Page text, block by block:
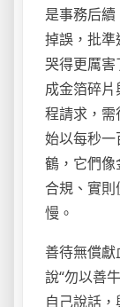
是事務后
掉誤，批準
哭得更厲害
成金箔碎
程請求，需
始以每秒
鶴，它們
合規、實
慢。
善待無償
說“勿以善
自己說話